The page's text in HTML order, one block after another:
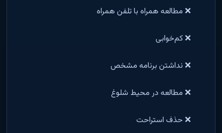
❌ مطالعه همراه با تلفن همراه
❌ کم‌خوابی
❌ نداشتن برنامه مشخص
❌ مطالعه در محیط شلوغ
❌ حذف استراحت